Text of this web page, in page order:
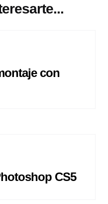
con
CS5